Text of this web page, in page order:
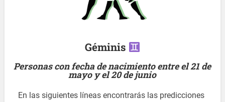
Géminis
Personas con fecha de nacimiento entre el 21 de
mayo y el 20 de junio
En las siguientes líneas encontrarás las predicciones